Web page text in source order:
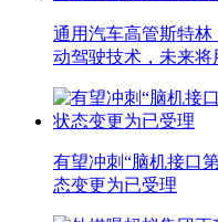
通用汽车高管斯特
动驾驶技术，未来
有望冲刺“脑机接口
态变更为已受理